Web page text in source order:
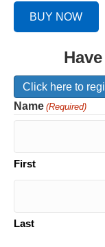
BUY NOW
Click here to
Name (Required)
First
Last